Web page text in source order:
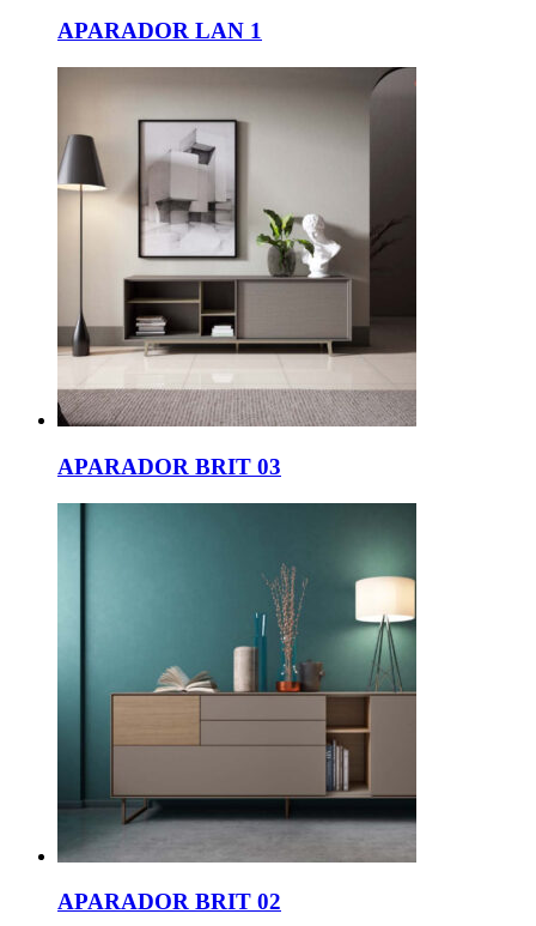
APARADOR LAN 1
APARADOR BRIT 03
APARADOR BRIT 02